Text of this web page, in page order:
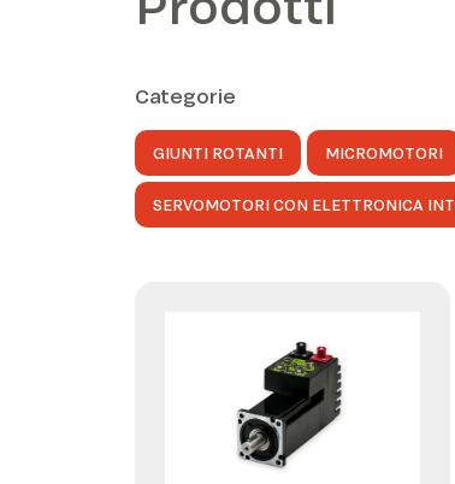
Categorie
GIUNTI ROTANTI MICROMOTORI
SERVOMOTORI CON ELETTRONICA